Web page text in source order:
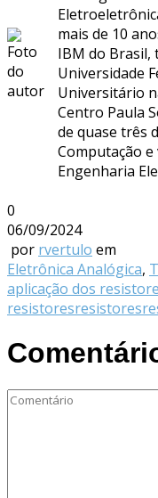
mais de 10
IBM do Brasil,
Universidade
Universitário
Centro Paula
de quase três
Computação
Engenharia
0
06/09/2024
por rvertulo em
Eletrônica Analógica,
aplicação dos
resistoresresistores